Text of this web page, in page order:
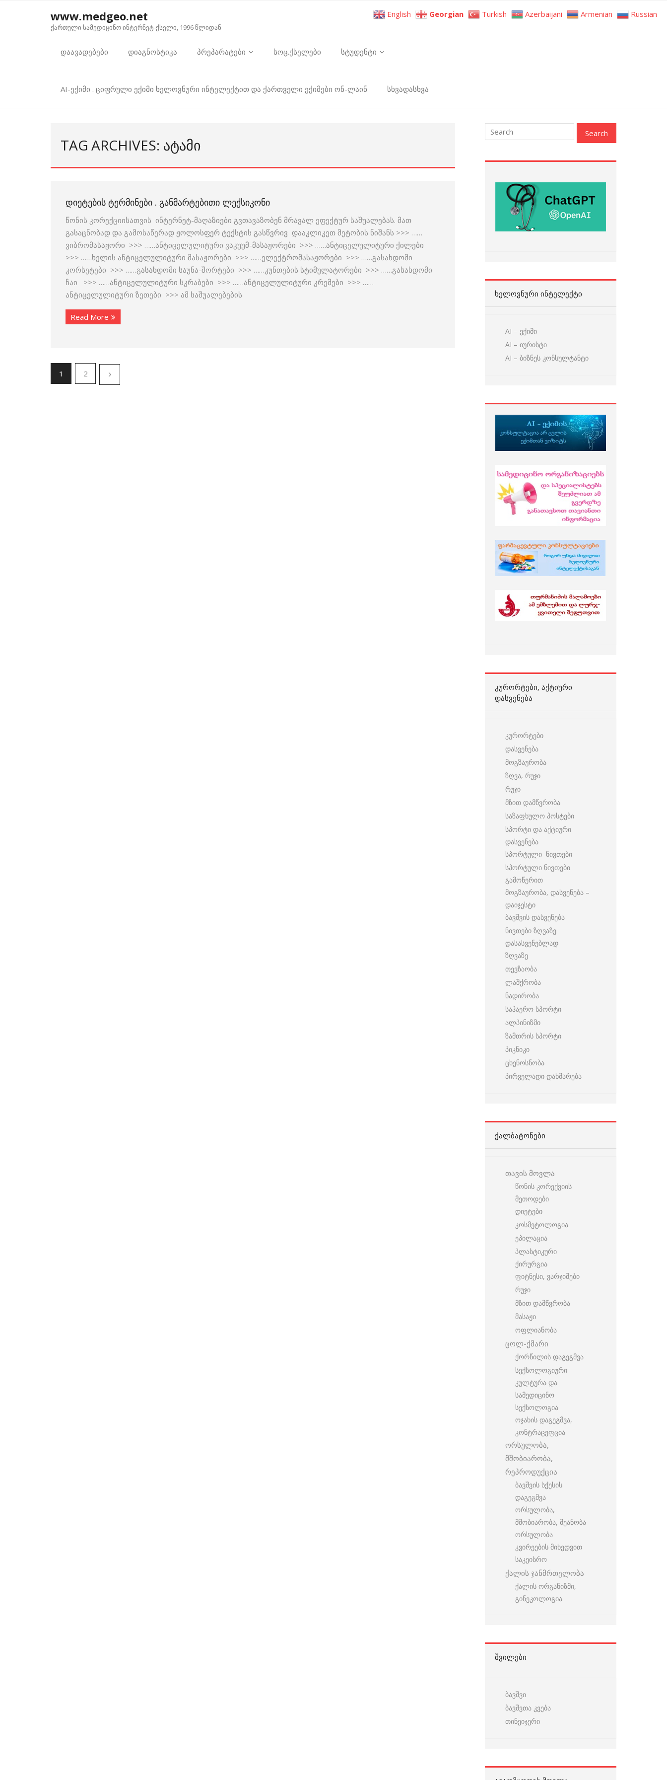
www.medgeo.net
ქართული სამედიცინო ინტერნეტ-ქსელი, 1996 წლიდან
დაავადებები დიაგნოსტიკა პრეპარატები სოც.ქსელები სტუდენტი
AI-ექიმი . ციფრული ექიმი ხელოვნური ინტელექტით და ქართველი ექიმები ონ-ლაინ სხვადასხვა
TAG ARCHIVES: ᲐᲢᲐᲛᲘ
ᲓᲘᲔᲢᲔᲑᲘᲡ ᲢᲔᲠᲛᲘᲜᲔᲑᲘ . ᲒᲐᲜᲛᲐᲠᲢᲔᲑᲘᲗᲘ ᲚᲔᲥᲡᲘᲙᲝᲜᲘ
წონის კორექციისათვის ინტერნეტ-მაღაზიები გვთავაზობენ მრავალ ეფექტურ საშუალებას. მათ
გასაცნობად და გამოსაწერად ჟოლოსფერ ტექსტის გასწვრივ დააკლიკეთ მეტობის ნიშანს >>> ……
ვიბრომასაჟორი >>> ……ანტიცელულიტური ვაკუუმ-მასაჟორები >>> ……ანტიცელულიტური ქილები
>>> ……ხელის ანტიცელულიტური მასაჟორები >>> ……ელექტრომასაჟორები >>> ……გასახდომი
კორსეტები >>> ……გასახდომი საუნა-შორტები >>> ……კუნთების სტიმულატორები >>> ……გასახდომი
ჩაი >>> ……ანტიცელულიტური სკრაბები >>> ……ანტიცელულიტური კრემები >>> ……
ანტიცელულიტური ზეთები >>> ამ საშუალებების
Read More
1 2
ᲮᲔᲚᲝᲕᲜᲣᲠᲘ ᲘᲜᲢᲔᲚᲔᲥᲢᲘ
AI – ექიმი
AI – იურისტი
AI – ბიზნეს კონსულტანტი
ᲙᲣᲠᲝᲠᲢᲔᲑᲘ, ᲐᲥᲢᲘᲣᲠᲘ
ᲓᲐᲡᲕᲔᲜᲔᲑᲐ
კურორტები
დასვენება
მოგზაურობა
ზღვა, რუჯი
რუჯი
მზით დამწვრობა
საზაფხულო პოსტები
სპორტი და აქტიური
დასვენება
სპორტული ნივთები
სპორტული ნივთები
გამოწერით
მოგზაურობა, დასვენება –
დაიჯესტი
ბავშვის დასვენება
ნივთები ზღვაზე
დასასვენებლად
ზღვაზე
თევზაობა
ლაშქრობა
ნადირობა
საჰაერო სპორტი
ალპინიზმი
ზამთრის სპორტი
პიკნიკი
ცხენოსნობა
პირველადი დახმარება
ᲥᲐᲚᲑᲐᲢᲝᲜᲔᲑᲘ
თავის მოვლა
წონის კორექვიის
მეთოდები
დიეტები
კოსმეტოლოგია
ეპილაცია
პლასტიკური
ქირურგია
ფიტნესი, ვარჯიშები
რუჯი
მზით დამწვრობა
მასაჟი
ოფლიანობა
ცოლ-ქმარი
ქორწილის დაგეგმვა
სექსოლოგიური
კულტურა და
სამედიცინო
სექსოლოგია
ოჯახის დაგეგმვა,
კონტრაცეფცია
ორსულობა,
მშობიარობა,
რეპროდუქცია
ბავშვის სქესის
დაგეგმვა
ორსულობა,
მშობიარობა, მეანობა
ორსულობა
კვირეების მიხედვით
საკეისრო
ქალის ჯანმრთელობა
ქალის ორგანიზმი,
გინეკოლოგია
ᲨᲕᲘᲚᲔᲑᲘ
ბავშვი
ბავშვთა კვება
თინეიჯერი
English Georgian Turkish Azerbaijani Armenian Russian